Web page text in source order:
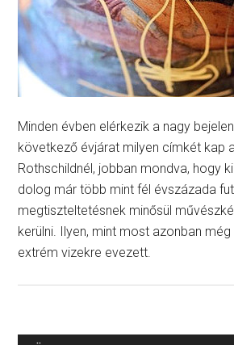
Minden évben elérkezik a nagy
következő évjárat milyen címkét kap
Rothschildnél, jobban mondva, hogy
dolog már több mint fél évszázada
megtiszteltetésnek minősül
kerülni. Ilyen, mint most azonban
extrém vizekre evezett.